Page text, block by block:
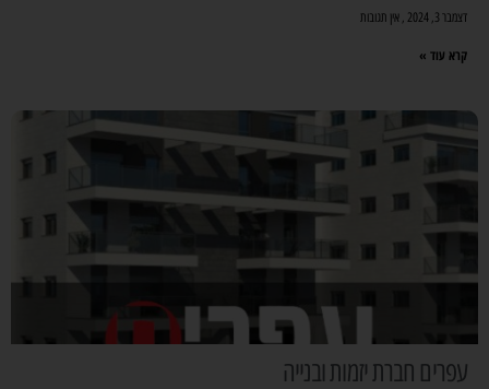
דצמבר 3, 2024 אין תגובות
קרא עוד »
עפרים חברת יזמות ובנייה